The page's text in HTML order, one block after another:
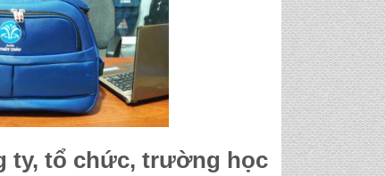
ty, tổ chức, trường học